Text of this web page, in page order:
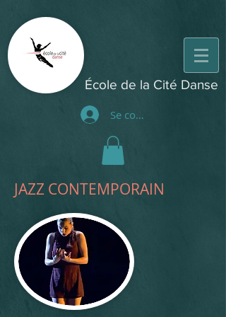
École de la Cité Danse
Se connecter
JAZZ CONTEMPORAIN